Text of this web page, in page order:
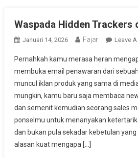
Waspada Hidden Trackers
Januari 14, 2026 Fajar Leave
Pernahkah kamu merasa heran
membuka email penawaran dari
muncul iklan produk yang sama di
mungkin, kamu baru saja membaca
dan semenit kemudian seorang sales
ponselmu untuk menanyakan
dan bukan pula sekadar kebetulan
alasan kuat mengapa […]